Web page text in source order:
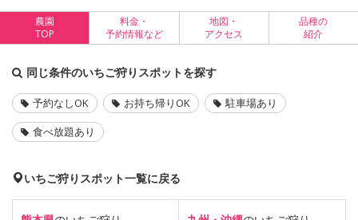
農園
TOP
料金・
予約情報など
地図・
アクセス
品種の
紹介
同じ条件のいちご狩りスポットを探す
予約なしOK お持ち帰りOK
駐車場あり
食べ放題あり
いちご狩りスポット一覧に戻る